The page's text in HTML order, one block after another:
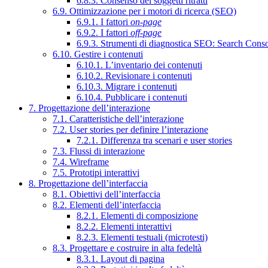
6.9. Ottimizzazione per i motori di ricerca (SEO)
6.9.1. I fattori on-page
6.9.2. I fattori off-page
6.9.3. Strumenti di diagnostica SEO: Search
6.10. Gestire i contenuti
6.10.1. L’inventario dei contenuti
6.10.2. Revisionare i contenuti
6.10.3. Migrare i contenuti
6.10.4. Pubblicare i contenuti
7. Progettazione dell’interazione
7.1. Caratteristiche dell’interazione
7.2. User stories per definire l’interazione
7.2.1. Differenza tra scenari e user stories
7.3. Flussi di interazione
7.4. Wireframe
7.5. Prototipi interattivi
8. Progettazione dell’interfaccia
8.1. Obiettivi dell’interfaccia
8.2. Elementi dell’interfaccia
8.2.1. Elementi di composizione
8.2.2. Elementi interattivi
8.2.3. Elementi testuali (microtesti)
8.3. Progettare e costruire in alta fedeltà
8.3.1. Layout di pagina